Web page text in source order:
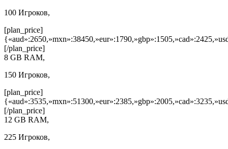
100 Игроков,
[plan_price]
[/plan_price]
8 GB RAM,
150 Игроков,
[plan_price]
[/plan_price]
12 GB RAM,
225 Игроков,